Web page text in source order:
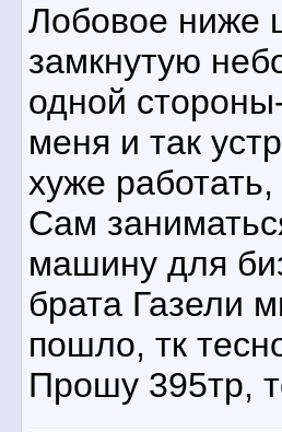
Лобовое ниже
замкнутую
одной
меня и так
хуже работать,
Сам
машину для
брата Газели
пошло, тк
Прошу 395тр,